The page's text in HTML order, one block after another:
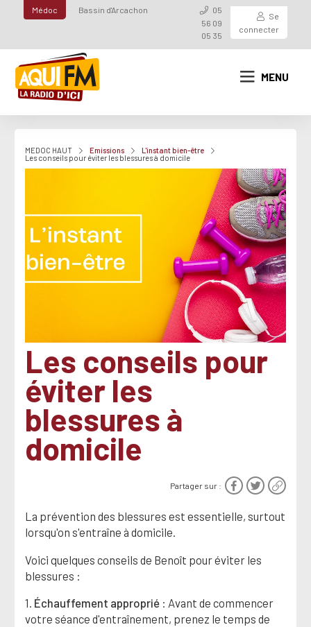
Médoc Bassin d'Arcachon
05
56 09
05 35
Se
connecter
MENU
MEDOC HAUT Emissions
L'instant bien-être
Les conseils pour éviter les blessures à domicile
Les conseils pour
éviter les
blessures à
domicile
Partager sur :
La prévention des blessures est essentielle, surtout
lorsqu'on s'entraîne à domicile.
Voici quelques conseils de Benoît pour éviter les
blessures :
1. Échauffement approprié: Avant de commencer
votre séance d'entraînement, prenez le temps de